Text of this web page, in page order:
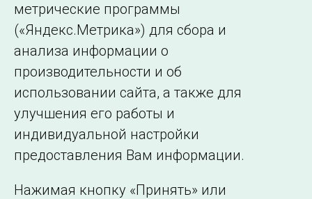
Системный оператор представил
результаты функционирования устройств
релейной защиты и автоматики в ЕЭС
России за 2025 год
©2005–2026 АО «СО ЕЭС»
Филиалы и
представительства
метрические программы
(«Яндекс.Метрика») для сбора и
анализа информации о
производительности и об
использовании сайта, а также для
улучшения его работы и
индивидуальной настройки
предоставления Вам информации.
Нажимая кнопку «Принять» или